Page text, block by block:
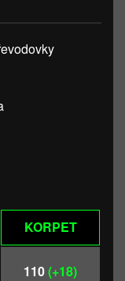
KORPET
110(+18)